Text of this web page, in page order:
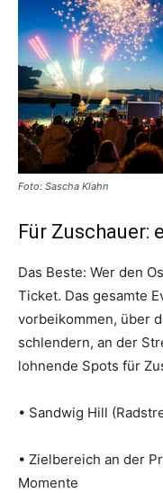
Foto: Sascha Klahn
Für Zuschauer:
Das Beste: Wer den
Ticket. Das gesamte
vorbeikommen, über
schlendern, an der
lohnende Spots für
• Sandwig Hill
• Zielbereich an der
Momente